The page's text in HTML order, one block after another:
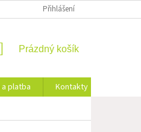
Přihlášení
NÁKUPNÍ
Prázdný košík
platba Kontakty